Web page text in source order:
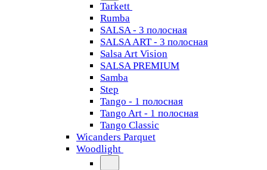
Tarkett
Rumba
SALSA - 3 полосная
SALSA ART - 3 полосная
Salsa Art Vision
SALSA PREMIUM
Samba
Step
Tango - 1 полосная
Tango Art - 1 полосная
Tango Classiс
Wicanders Parquet
Woodlight